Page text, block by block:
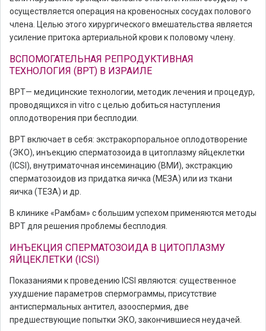
осуществляется операция на кровеносных сосудах полового
члена. Целью этого хирургического вмешательства является
усиление притока артериальной крови к половому члену.
ВСПОМОГАТЕЛЬНАЯ РЕПРОДУКТИВНАЯ
ТЕХНОЛОГИЯ (ВРТ) В ИЗРАИЛЕ
ВРТ— медицинские технологии, методик лечения и процедур,
проводящихся in vitro с целью добиться наступления
оплодотворения при бесплодии.
ВРТ включает в себя: экстракорпоральное оплодотворение
(ЭКО), инъекцию сперматозоида в цитоплазму яйцеклетки
(ICSI), внутриматочная инсеминацию (ВМИ), экстракцию
сперматозоидов из придатка яичка (МЕЗА) или из ткани
яичка (ТЕЗА) и др.
В клинике «Рамбам» с большим успехом применяются методы
ВРТ для решения проблемы бесплодия.
ИНЪЕКЦИЯ СПЕРМАТОЗОИДА В ЦИТОПЛАЗМУ
ЯЙЦЕКЛЕТКИ (ICSI)
Показаниями к проведению ICSI являются: существенное
ухудшение параметров спермограммы, присутствие
антиспермальных антител, азооспермия, две
предшествующие попытки ЭКО, закончившиеся неудачей.